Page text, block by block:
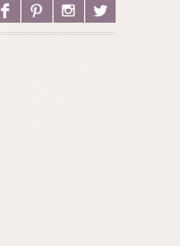
F P I L